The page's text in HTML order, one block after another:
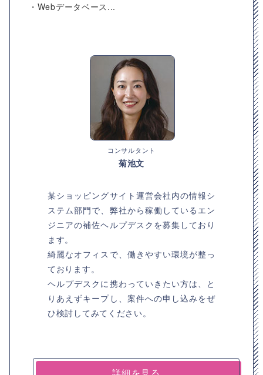
・Webデータベース...
コンサルタント
菊池文
某ショッピングサイト運営会社内の情報シ
ステム部門で、弊社から稼働しているエン
ジニアの補佐ヘルプデスクを募集しており
ます。
綺麗なオフィスで、働きやすい環境が整っ
ております。
ヘルプデスクに携わっていきたい方は、と
りあえずキープし、案件への申し込みをぜ
ひ検討してみてください。
詳細を見る